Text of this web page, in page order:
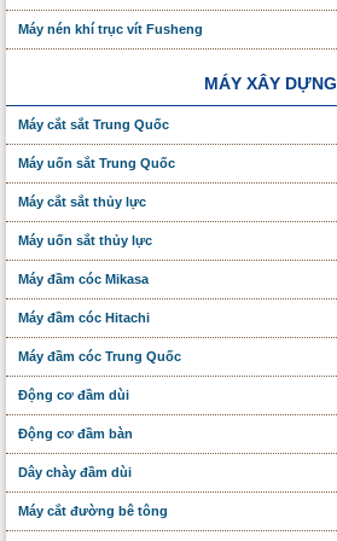
Máy nén khí trục vít Fusheng
MÁY XÂY DỰNG
Máy cắt sắt Trung Quốc
Máy uốn sắt Trung Quốc
Máy cắt sắt thủy lực
Máy uốn sắt thủy lực
Máy đầm cóc Mikasa
Máy đầm cóc Hitachi
Máy đầm cóc Trung Quốc
Động cơ đầm dùi
Động cơ đầm bàn
Dây chày đầm dùi
Máy cắt đường bê tông